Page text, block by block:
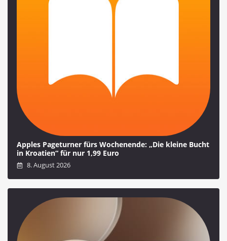
Apples Pageturner fürs Wochenende: „Die kleine Bucht
in Kroatien“ für nur 1,99 Euro
8. August 2026